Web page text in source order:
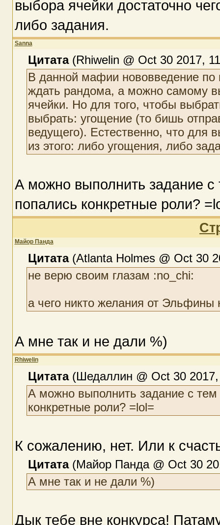
выбора ячейки достаточно
либо задания.
Sanna
Цитата(Rhiwelin @ Oct 30 2017,
В данной мафии нововведение
ждать рандома, а можно самому
ячейки. Но для того, чтобы
выбрать: угощение (то бишь
ведущего). Естественно, что для
из этого: либо угощения, либо
А можно выполнить задание
попались конкретные роли?
Майор Панда
Цитата(Atlanta Holmes @ Oct 30
не верю своим глазам :no_chi:
а чего никто желания от Эльфины
А мне так и не дали %)
Rhiwelin
Цитата(Шедаллин @ Oct 30 2017,
А можно выполнить задание с
конкретные роли? =lol=
К сожалению, нет. Или к
Цитата(Майор Панда @ Oct 30
А мне так и не дали %)
Дык тебе вне конкурса!